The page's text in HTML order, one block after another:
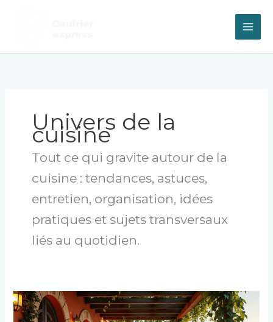
Univers de la
cuisine
Tout ce qui gravite autour de la
cuisine : tendances, astuces,
entretien, organisation, idées
pratiques et sujets transversaux
liés au quotidien.